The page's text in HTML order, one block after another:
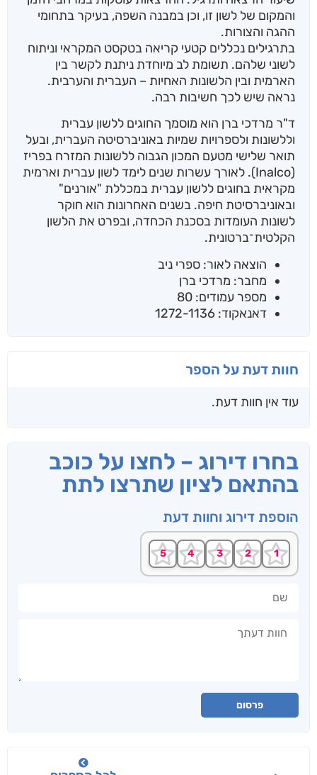
והמקום של לשון זו, וכן במבנה השפה, בעיקר בתחומי
ההגה והצורות.
בתרגילים נכללים קטעי קריאה בטקסט המקראי וניתוח
לשוני שלהם. תשומת לב מיוחדת ניתנת לקשר בין
הארמית ובין הלשונות האחיות – העברית והערבית.
נראה שיש לכך חשיבות רבה.
ד"ר מרדכי ברן הוא מוסמך החוגים ללשון עברית
וללשונות ולספרויות שמיות באוניברסיטה העברית, ובעל
תואר שלישי מטעם המכון הגבוה ללשונות המזרח בפריז
(Inalco). לאורך עשרות שנים לימד לשון עברית וארמית
מקראית בחוגים ללשון עברית במכללת "אורנים"
ובאוניברסיטת חיפה. בשנים האחרונות הוא חוקר
לשונות העומדות בסכנת הכחדה, ובפרט את הלשון
הקלטית־ברטונית.
הוצאה לאור: ספרי ניב
מחבר: מרדכי ברן
מספר עמודים: 80
דאנאקוד: 1272-1136
חוות דעת על הספר
עוד אין חוות דעת.
בחרו דירוג – לחצו על כוכב
בהתאם לציון שתרצו לתת
הוספת דירוג וחוות דעת
פרסום